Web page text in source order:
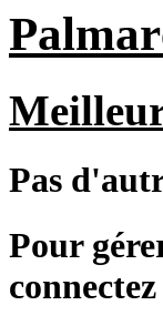
Pas
Pour